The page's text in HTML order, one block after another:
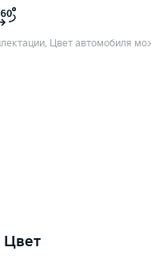
Цвет автомобиля
Цвет